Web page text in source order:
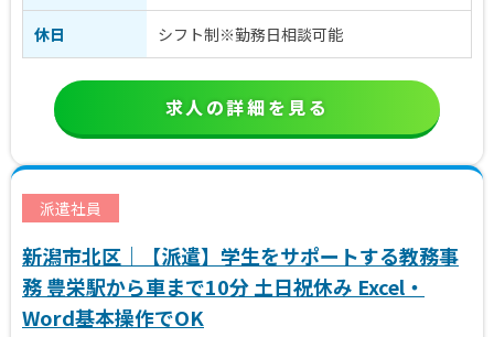
休日 シフト制※勤務日相談可能
求人の詳細を見る
派遣社員
新潟市北区｜【派遣】学生をサポートする教務事
務 豊栄駅から車まで10分 土日祝休み Excel・
Word基本操作でOK